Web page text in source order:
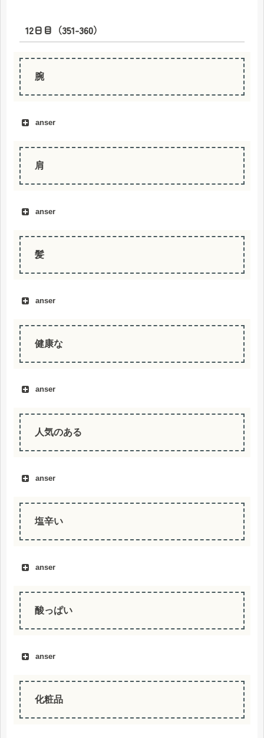
kepala
12日目（351-360）
腕
anser
肩
anser
髪
anser
健康な
anser
人気のある
anser
塩辛い
anser
酸っぱい
anser
化粧品